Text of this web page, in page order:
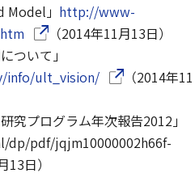
」 http://www-
（別ウインドウで開きます）
（2014年11月13日）
ついて」
info/ult_vision/（別ウインドウ
（2014年11
究プログラム年次報告2012」
pdf/jqjm10000002h66f-
日）